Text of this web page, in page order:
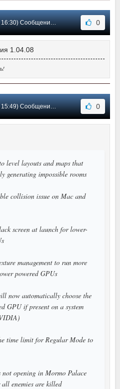
Сообщение #2 0
1.04.08
Сообщение #1 0
level layouts and maps that
generating impossible rooms
collision issue on Mac and
screen at launch for lower-
management to run more
powered GPUs
now automatically choose the
GPU if present on a system
time limit for Regular Mode to
not opening in Mormo Palace
all enemies are killed